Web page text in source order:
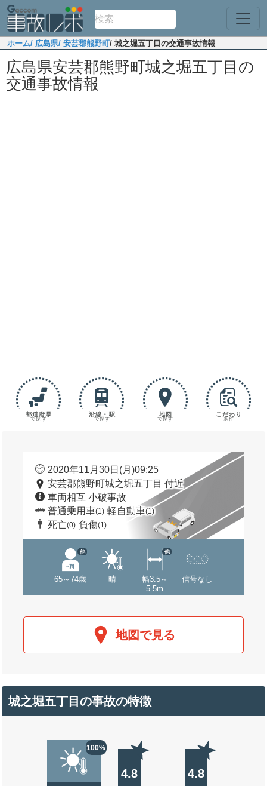
ホーム/ 広島県/ 安芸郡熊野町/ 城之堀五丁目の交通事故情報
広島県安芸郡熊野町城之堀五丁目の
交通事故情報
都道府県
で探す
沿線・駅
で探す
地図
で探す
こだわり
条件
2020年11月30日(月)09:25
安芸郡熊野町城之堀五丁目 付近
車両相互 小破事故
普通乗用車(1) 軽自動車(1)
死亡(0) 負傷(1)
65～74歳
他
晴
幅3.5～
5.5m
他
信号なし
地図で見る
城之堀五丁目の事故の特徴
100%
4.8 4.8